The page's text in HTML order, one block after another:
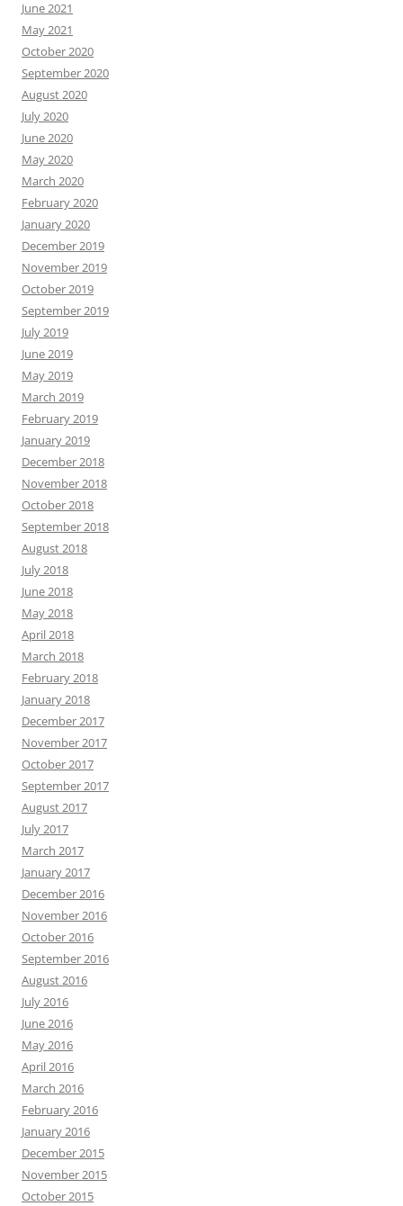
June 2021
May 2021
October 2020
September 2020
August 2020
July 2020
June 2020
May 2020
March 2020
February 2020
January 2020
December 2019
November 2019
October 2019
September 2019
July 2019
June 2019
May 2019
March 2019
February 2019
January 2019
December 2018
November 2018
October 2018
September 2018
August 2018
July 2018
June 2018
May 2018
April 2018
March 2018
February 2018
January 2018
December 2017
November 2017
October 2017
September 2017
August 2017
July 2017
March 2017
January 2017
December 2016
November 2016
October 2016
September 2016
August 2016
July 2016
June 2016
May 2016
April 2016
March 2016
February 2016
January 2016
December 2015
November 2015
October 2015